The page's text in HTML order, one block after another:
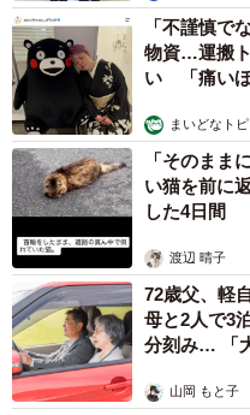
「不謹慎で
物資…運搬
い 「痛いほ
まいどなトピ
「そのまま
い猫を前に
した4日間
渡辺 晴子
72歳父、軽
母と2人で3
分刻み… 「
山岡 もと子